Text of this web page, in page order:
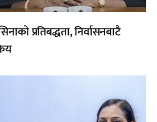
प्रतिबद्धता, निर्वासनबाटै